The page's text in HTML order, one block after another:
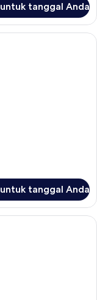
tanggal Anda
tanggal Anda